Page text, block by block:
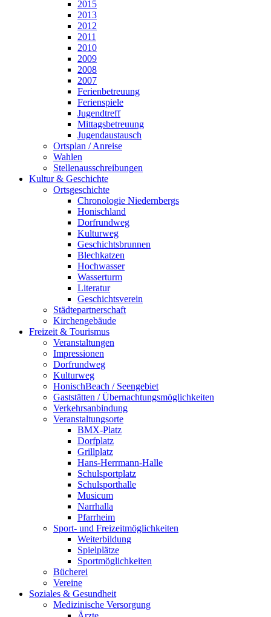
2015
2013
2012
2011
2010
2009
2008
2007
Ferienbetreuung
Ferienspiele
Jugendtreff
Mittagsbetreuung
Jugendaustausch
Ortsplan / Anreise
Wahlen
Stellenausschreibungen
Kultur & Geschichte
Ortsgeschichte
Chronologie Niedernbergs
Honischland
Dorfrundweg
Kulturweg
Geschichtsbrunnen
Blechkatzen
Hochwasser
Wasserturm
Literatur
Geschichtsverein
Städtepartnerschaft
Kirchengebäude
Freizeit & Tourismus
Veranstaltungen
Impressionen
Dorfrundweg
Kulturweg
HonischBeach / Seengebiet
Gaststätten / Übernachtungsmöglichkeiten
Verkehrsanbindung
Veranstaltungsorte
BMX-Platz
Dorfplatz
Grillplatz
Hans-Herrmann-Halle
Schulsportplatz
Schulsporthalle
Musicum
Narrhalla
Pfarrheim
Sport- und Freizeitmöglichkeiten
Weiterbildung
Spielplätze
Sportmöglichkeiten
Bücherei
Vereine
Soziales & Gesundheit
Medizinische Versorgung